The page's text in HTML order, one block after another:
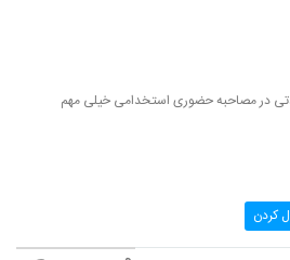
در مصاحبه حضوری استخدامی خیلی مهم
کردن